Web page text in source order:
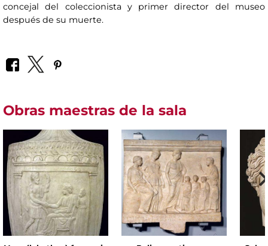
concejal del coleccionista y primer director del museo
después de su muerte.
Obras maestras de la sala